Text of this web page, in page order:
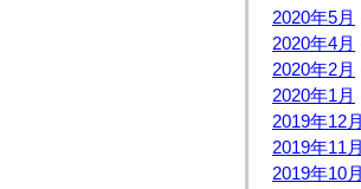
2020年5月
2020年4月
2020年2月
2020年1月
2019年12月
2019年11月
2019年10月